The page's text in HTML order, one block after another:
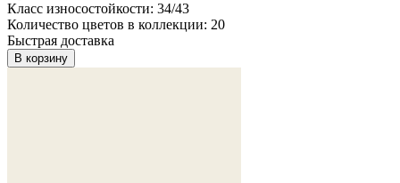
Класс износостойкости: 34/43
Количество цветов в коллекции: 20
Быстрая доставка
В корзину